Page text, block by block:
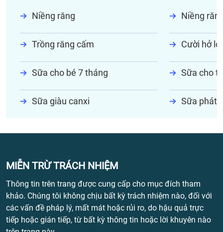
Niềng răng Niềng
Trồng răng cấm Cười hở lợi
Sữa cho bé 7 tháng Sữa cho
Sữa giàu canxi Sữa phát
MIỄN TRỪ TRÁCH NHIỆM
Thông tin trên trang được cung cấp cho mục đích tham
khảo. Chúng tôi không chịu bất kỳ trách nhiệm nào, đối với
các vấn đề pháp lý, mất mát hoặc rủi ro, do hậu quả trực
tiếp hoặc gián tiếp, từ bất kỳ thông tin hoặc lời khuyên nào